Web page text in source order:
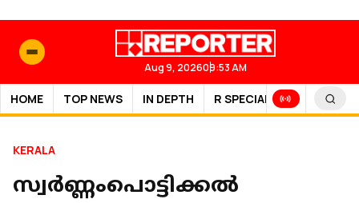
Aug 9, 202609:53 AM
HOME TOP NEWS IN DEPTH R SPECIAL SPORTS
KERALA
സ്വർണ്ണംപൊട്ടിക്കൽ